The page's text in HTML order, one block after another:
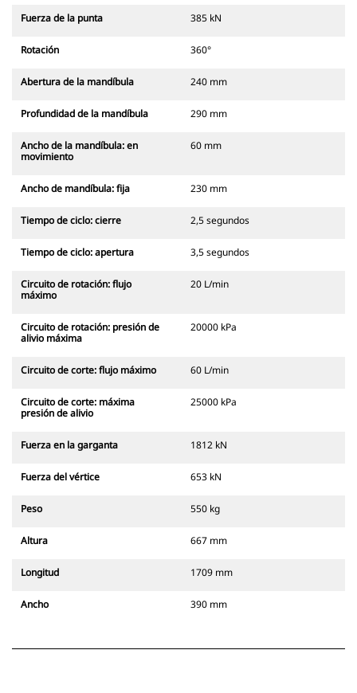
Fuerza de la punta 385 kN
Rotación 360°
Abertura de la mandíbula 240 mm
Profundidad de la mandíbula 290 mm
Ancho de la mandíbula: en
movimiento
60 mm
Ancho de mandíbula: fija 230 mm
Tiempo de ciclo: cierre 2,5 segundos
Tiempo de ciclo: apertura 3,5 segundos
Circuito de rotación: flujo
máximo
20 L/min
Circuito de rotación: presión de
alivio máxima
20000 kPa
Circuito de corte: flujo máximo 60 L/min
Circuito de corte: máxima
presión de alivio
25000 kPa
Fuerza en la garganta 1812 kN
Fuerza del vértice 653 kN
Peso 550 kg
Altura 667 mm
Longitud 1709 mm
Ancho 390 mm